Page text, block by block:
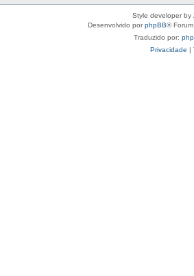
Style developer by
Desenvolvido porphpBB®
Traduzido por:
Privacidade |